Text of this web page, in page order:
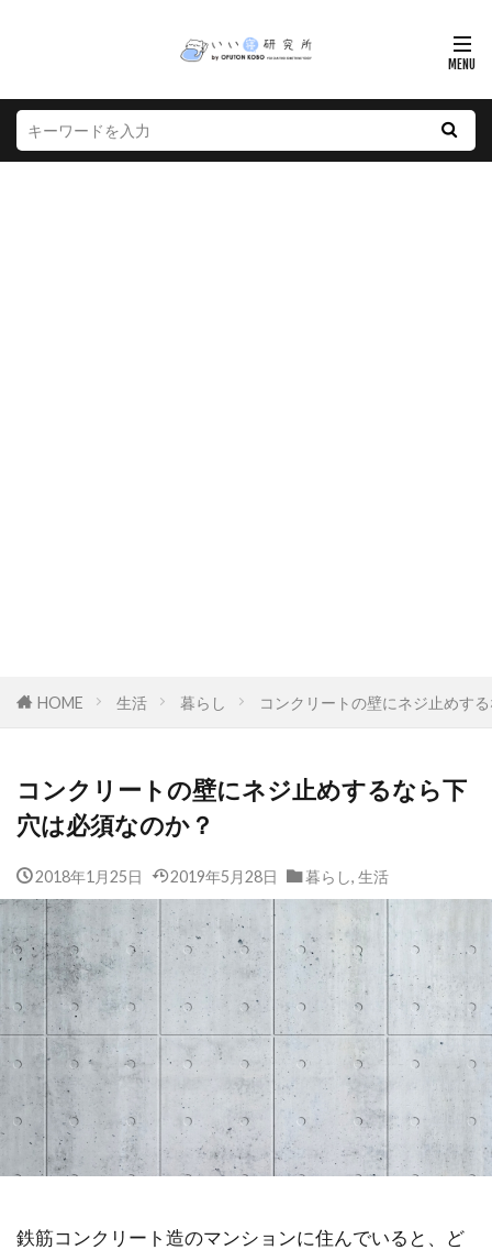
HOME 生活 暮らし コンクリートの壁にネジ止めす
コンクリートの壁にネジ止めするなら下
穴は必須なのか？
2018年1月25日 2019年5月28日 暮らし, 生活
鉄筋コンクリート造のマンションに住んでいると、ど